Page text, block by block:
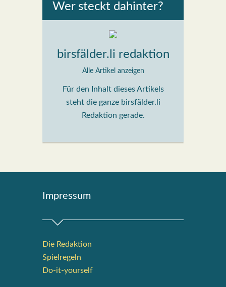
Wer steckt dahin­ter?
birsfälder.li redaktion
Alle Artikel anzeigen
Für den Inhalt dieses Artikels
steht die ganze birsfälder.li
Redaktion gerade.
Impres­sum
Die Redak­ti­on
Spiel­re­geln
Do-it-your­s­elf